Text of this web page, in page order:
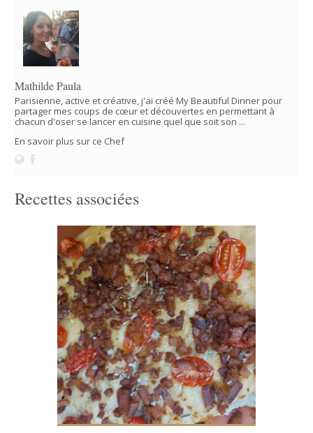
Mathilde Paula
Parisienne, active et créative, j'ai créé My Beautiful Dinner pour
partager mes coups de cœur et découvertes en permettant à
chacun d'oser se lancer en cuisine quel que soit son ...
En savoir plus sur ce Chef
Recettes associées